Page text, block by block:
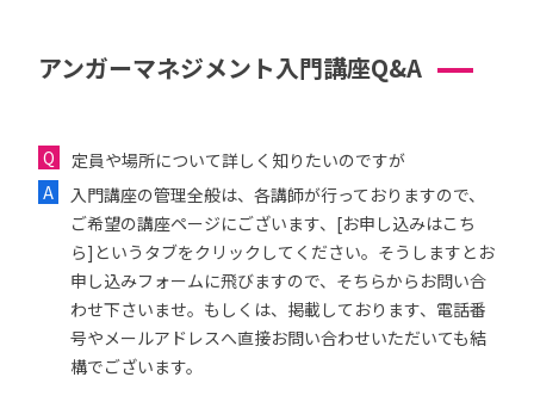
アンガーマネジメント入門講座Q&A
定員や場所について詳しく知りたいのですが
入門講座の管理全般は、各講師が行っておりますので、
ご希望の講座ページにございます、[お申し込みはこち
ら]というタブをクリックしてください。そうしますとお
申し込みフォームに飛びますので、そちらからお問い合
わせ下さいませ。もしくは、掲載しております、電話番
号やメールアドレスへ直接お問い合わせいただいても結
構でございます。